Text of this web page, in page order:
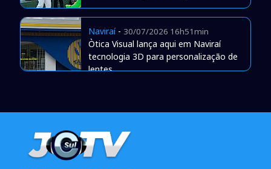
Naviraí- 30/07/2026 16h51min
Òtica Visual lança aqui em Naviraí
tecnologia 3D para personalização de
lentes